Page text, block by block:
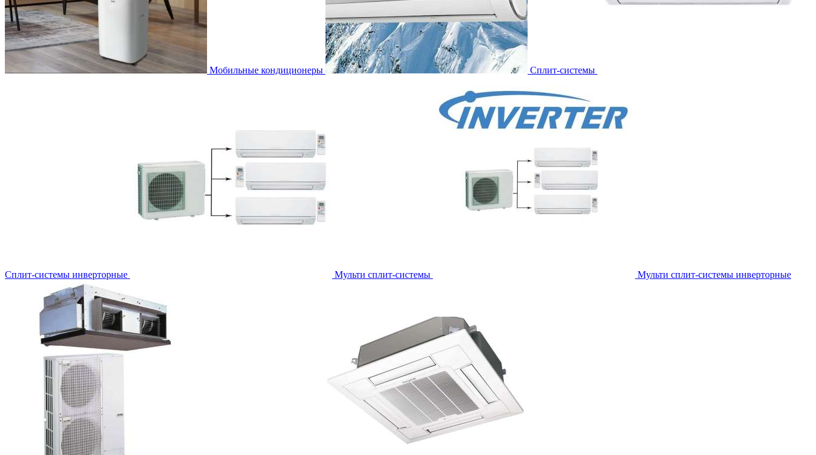
Мобильные кондиционеры Сплит-системы
Сплит-системы инверторные Мульти сплит-системы Мульти сплит-системы инверторные